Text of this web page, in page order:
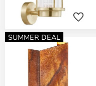
SUMMER DEAL